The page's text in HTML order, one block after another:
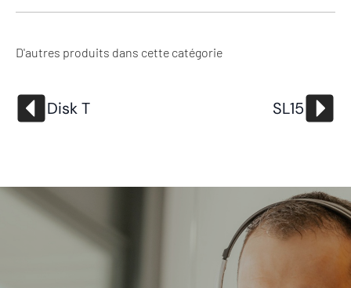
D'autres produits dans cette catégorie
Disk T SL15